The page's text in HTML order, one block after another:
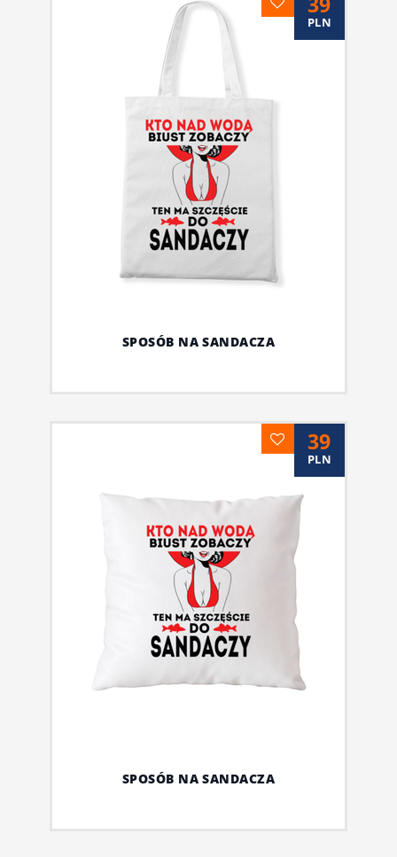
PLN
SPOSÓB NA SANDACZA
39
PLN
SPOSÓB NA SANDACZA